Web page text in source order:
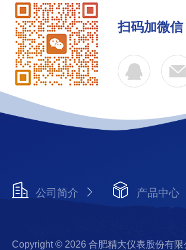
扫码加微信
公司简介 产品中心
Copyright © 2026 合肥精大仪表股份有